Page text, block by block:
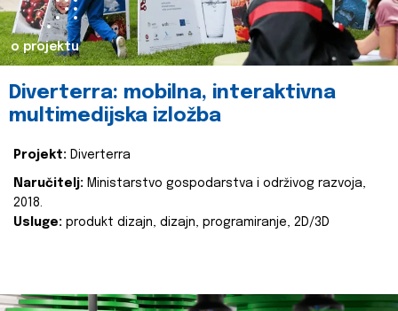
o projektu
Diverterra: mobilna, interaktivna
multimedijska izložba
Projekt: Diverterra
Naručitelj: Ministarstvo gospodarstva i održivog razvoja,
2018.
Usluge: produkt dizajn, dizajn, programiranje, 2D/3D